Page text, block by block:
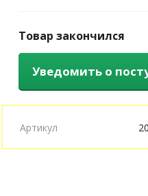
Товар закончился
Уведомить о
Артикул